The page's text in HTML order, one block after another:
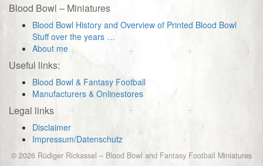
Blood Bowl – Miniatures
Blood Bowl History and Overview of Printed Blood Bowl
Stuff over the years …
About me
Useful links:
Blood Bowl & Fantasy Football
Manufacturers & Onlinestores
Legal links
Disclaimer
Impressum/Datenschutz
© 2026 Rüdiger Rickassel – Blood Bowl and Fantasy Football Miniatures